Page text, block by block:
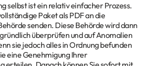
selbst ist ein relativ einfacher Prozess.
Paket als PDF an die
senden. Diese Behörde wird dann
überprüfen und auf Anomalien
sie jedoch alles in Ordnung befunden
eine Genehmigung Ihrer